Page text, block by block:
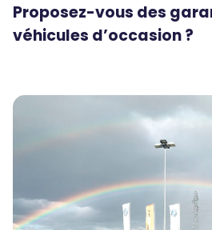
Proposez-vous des
véhicules d’occasion ?